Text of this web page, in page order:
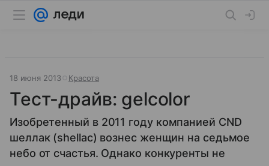
18 июня 2013 Красота
Тест-драйв: gelcolor
Изобретенный в 2011 году компанией CND
шеллак (shellac) вознес женщин на седьмое
небо от счастья. Однако конкуренты не